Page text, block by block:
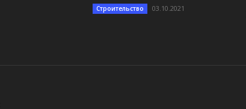
Строительство 03.10.2021